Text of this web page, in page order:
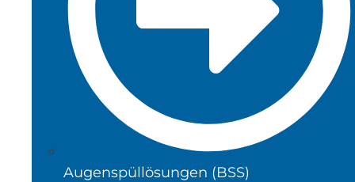
Augenspüllösungen (BSS)